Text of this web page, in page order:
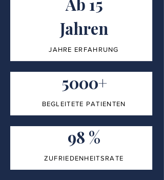
Jahren
JAHRE ERFAHRUNG
5000+
BEGLEITETE PATIENTEN
98 %
ZUFRIEDENHEITSRATE